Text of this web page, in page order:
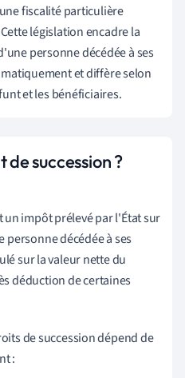
fiscalité particulière
législation encadre la
personne décédée à ses
et diffère selon
et les bénéficiaires.
succession ?
un impôt prélevé par l'État sur
personne décédée à ses
sur la valeur nette du
déduction de certaines
de succession dépend de
: